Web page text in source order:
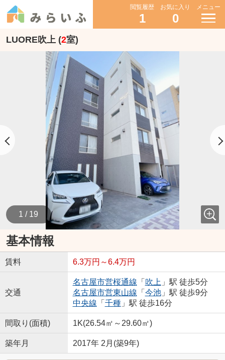
閲覧履歴
1
お気に入り
0
メニュー
LUORE吹上 (2室)
1 / 19
基本情報
賃料 6.3万円～6.4万円
交通
名古屋市営桜通線 「 吹上 」駅 徒歩5分
名古屋市営東山線 「 今池」駅 徒歩9分
中央線 「 千種」駅 徒歩16分
間取り(面積) 1K(26.54㎡～29.60㎡)
築年月 2017年 2月(築9年)